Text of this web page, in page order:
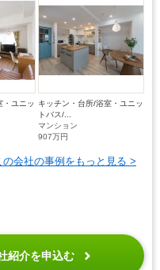
・ユニッ キッチン・台所/浴室・ユニッ
トバス/...
マンション
907万円
の会社の事例をもっと見る >
紹介を申込む